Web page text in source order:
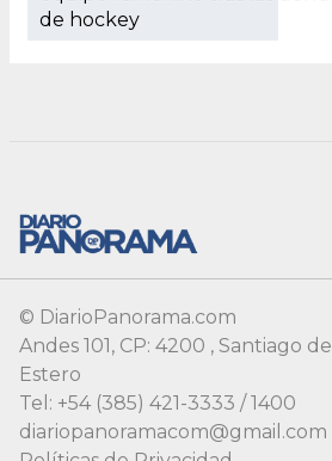
© DiarioPanorama.com
Andes 101, CP: 4200 , Santiago del
Estero
Tel: +54 (385) 421-3333 / 1400
diariopanoramacom@gmail.com